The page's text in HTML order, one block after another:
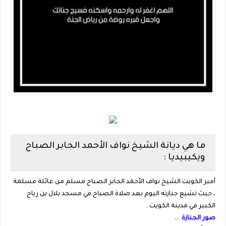
ما هي ديانة الشيخ نواف الأحمد الجابر الصباح
ويكيبيديا :
أمير الكويت الشيخ نواف الأحمد الجابر الصباح مسلم من عائلة مسلمة
، حيث تشيع جنازته اليوم بعد صلاة الصباح في مسجد بلال بن رباح
الكبير في مدينة الكويت .
صور الجنازة ..